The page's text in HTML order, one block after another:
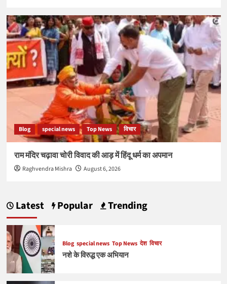
Blog special news Top News विचार
राम मंदिर चढ़ावा चोरी विवाद की आड़ में हिंदू धर्म का अपमान
Raghvendra Mishra August 6, 2026
Latest Popular Trending
Blog special news Top News देश विचार
नशे के विरुद्ध एक अभियान